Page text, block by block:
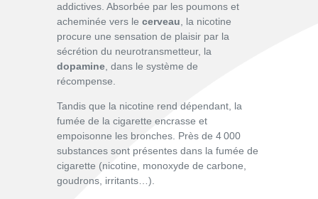
addictives. Absorbée par les poumons et
acheminée vers le cerveau , la nicotine
procure une sensation de plaisir par la
sécrétion du neurotransmetteur, la
dopamine dans le système de
récompense
Tandis que la nicotine rend dépendant, la
fumée de la cigarette encrasse et
empoisonne les bronches. Près de 4 000
substances sont présentes dans la fumée de
cigarette (nicotine, monoxyde de carbone,
goudrons, irritants…).